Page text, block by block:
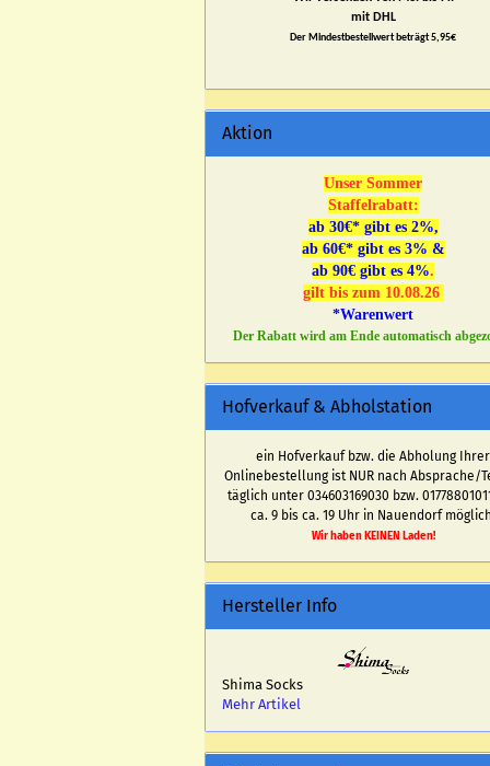
mit DHL
Der Mindestbestellwert beträgt 5,95€
Aktion
Unser Sommer
Staffelrabatt:
ab 30€* gibt es 2%,
ab 60€* gibt es 3% &
ab 90€ gibt es 4%.
gilt bis zum 10.08.26
*Warenwert
Der Rabatt wird am Ende automatisch
Hofverkauf & Abholstation
ein Hofverkauf bzw. die Abholung Ihrer
Onlinebestellung ist NUR nach Absprache/
täglich unter 034603169030 bzw.
ca. 9 bis ca. 19 Uhr in Nauendorf
Wir haben KEINEN Laden!
Hersteller Info
Shima Socks
Mehr Artikel